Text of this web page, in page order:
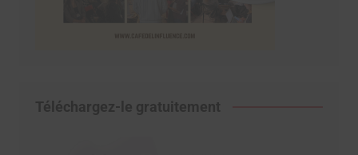
Téléchargez-le gratuitement